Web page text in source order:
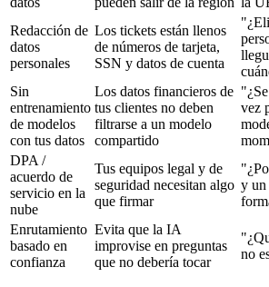
Redacción de
datos
personales
Los tickets están llenos
de números de tarjeta,
SSN y datos de cuenta
Sin
entrenamiento
de modelos
con tus datos
Los datos financieros de
tus clientes no deben
filtrarse a un modelo
compartido
vez
DPA /
acuerdo de
servicio en la
nube
Tus equipos legal y de
seguridad necesitan algo
que firmar
y un
Enrutamiento
basado en
confianza
Evita que la IA
improvise en preguntas
que no debería tocar
no